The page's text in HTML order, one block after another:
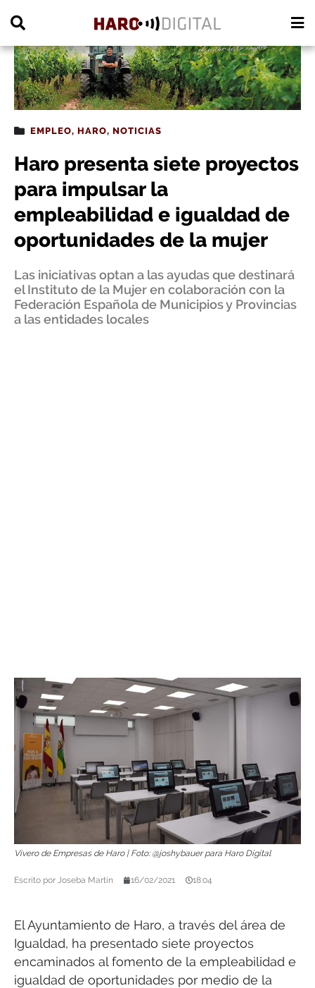
EMPLEO, HARO, NOTICIAS
Haro presenta siete proyectos
para impulsar la
empleabilidad e igualdad de
oportunidades de la mujer
Las iniciativas optan a las ayudas que destinará
el Instituto de la Mujer en colaboración con la
Federación Española de Municipios y Provincias
a las entidades locales
Vivero de Empresas de Haro | Foto: @joshybauer para Haro Digital
Escrito por Joseba Martín 16/02/2021 18:04
El Ayuntamiento de Haro, a través del área de
Igualdad, ha presentado siete proyectos
encaminados al fomento de la empleabilidad e
igualdad de oportunidades por medio de la